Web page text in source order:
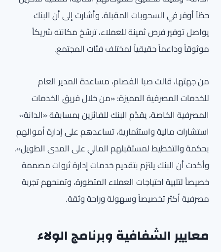
حظاً أوفر في السحوبات المقبلة. وأشارت إلى أن البنك
يواصل توفير فرص ثمينة للعملاء، ترسّخ مكانته شريكاً
موثوقاً وداعماً حقيقياً لمختلف فئات المجتمع.
من جهتها، قالت صبا الفصام، مساعدة المدير العام
للخدمات المصرفية المميزة: «من خلال فريق الخدمات
المصرفية الخاصة، يقدّم البنك للفائزين بمسابقة «الدانة»
استشارات مالية واستثمارية، تساعدهم على إدارة أموالهم
بحكمة والتخطيط لمستقبلهم المالي على المدى الطويل».
وأكدت أن البنك يلتزم بتقديم خدمات إدارة ثروات مصممة
خصيصاً لتلبية احتياجات العملاء المتطورة، وتمنحهم تجربة
مصرفية أكثر تخصيصاً وسهولة وراحة وثقة.
معايير الشفافية وبرنامج الولاء